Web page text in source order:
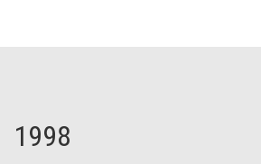
1998